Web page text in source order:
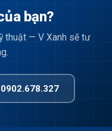
bạn?
thuật — V Xanh sẽ tư